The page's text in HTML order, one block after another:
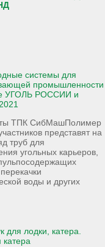
системы для
промышленности
УГОЛЬ РОССИИ и
ТПК СибМашПолимер
представят на
труб для
угольных карьеров,
воды и других
для лодки, катера.